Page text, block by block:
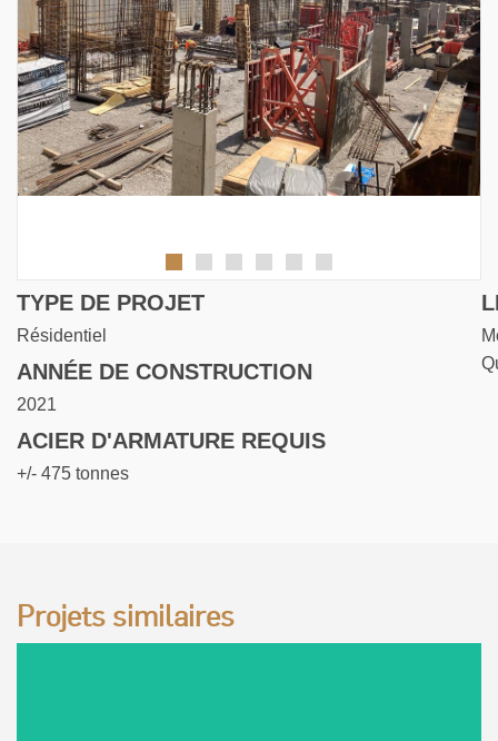
TYPE DE PROJET
Résidentiel
ANNÉE DE CONSTRUCTION
2021
ACIER D'ARMATURE REQUIS
+/- 475 tonnes
Projets similaires